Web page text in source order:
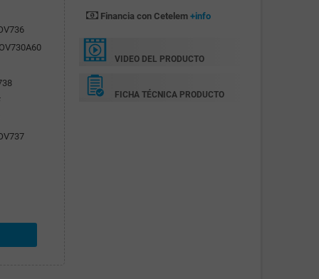
Financia con Cetelem +info
VIDEO DEL PRODUCTO
FICHA TÉCNICA PRODUCTO